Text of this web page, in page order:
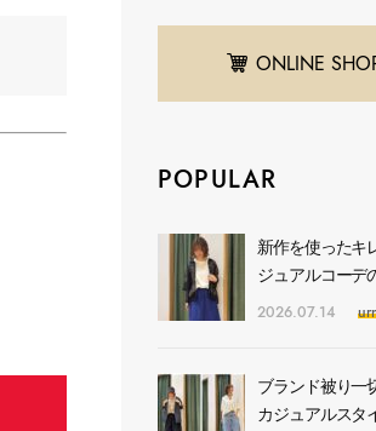
ONLINE
POPULAR
新作を使ったキ
ジュアルコーデ
2026.07.14
ブランド被り一
カジュアルスタ